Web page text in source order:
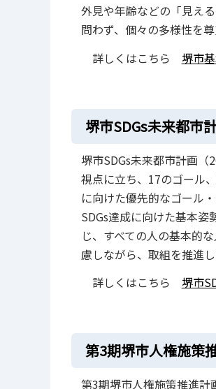
外見や年齢などの「見え
問わず、個々の多様性を
詳しくはこちら 堺市
堺市SDGs未来都市
堺市SDGs未来都市計画
視点に立ち、17のゴール
に向けた優先的なゴール
SDGs達成に向けた基本
じ、すべての人の基本的
慮しながら、取組を推進し
詳しくはこちら 堺市
第3期堺市人権施策
第3期堺市人権施策推進計